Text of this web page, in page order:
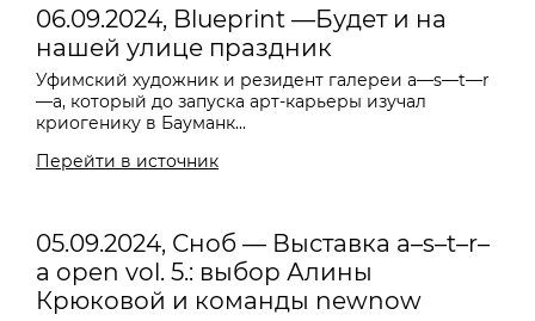
06.09.2024, Blueprint —Будет и на
нашей улице праздник
Уфимский художник и резидент галереи a—s—t—r
—a, который до запуска арт-карьеры изучал
криогенику в Бауманк...
Перейти в источник
05.09.2024, Сноб — Выставка a–s–t–r–
a open vol. 5.: выбор Алины
Крюковой и команды newnow